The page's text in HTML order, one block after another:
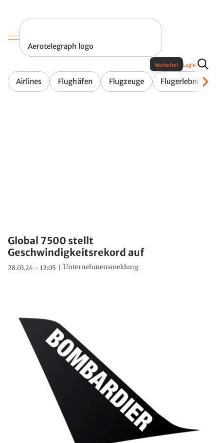
Aerotelegraph logo
Airlines Flughäfen Flugzeuge Flugerlebnis
Werbefrei Login
Global 7500 stellt
Geschwindigkeitsrekord auf
28.03.24 - 12:05 Unternehmensmeldung